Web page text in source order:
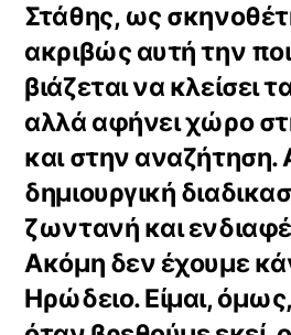
Στάθης, ως
ακριβώς αυτή την
βιάζεται να κλείσει
αλλά αφήνει χώρο
και στην αναζήτηση.
δημιουργική
ζωντανή και
Ακόμη δεν έχουμε
Ηρώδειο. Είμαι, όμως,